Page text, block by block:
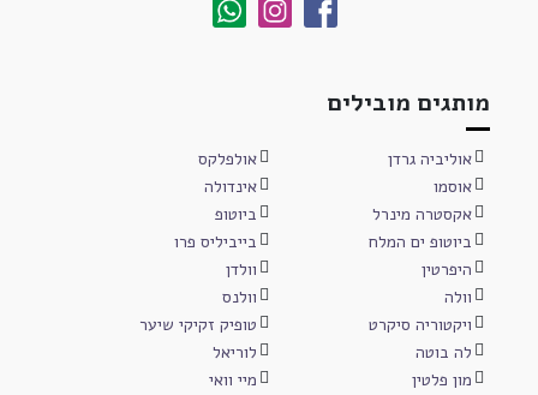
מותגים מובילים
אוליביה גרדן
אולפלקס
אוסמו
אינדולה
אקסטרה מינרל
ביוטופ
ביוטופ ים המלח
בייביליס פרו
היפרטין
וולדן
וולה
וולנס
ויקטוריה סיקרט
טופיק זקיקי שיער
לה בוטה
לוריאל
מון פלטין
מיי וואי